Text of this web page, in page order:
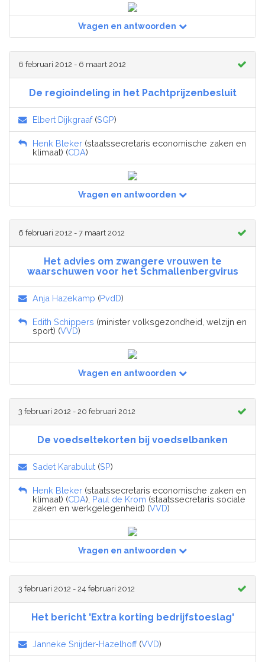
Vragen en antwoorden
6 februari 2012 - 6 maart 2012
De regioindeling in het Pachtprijzenbesluit
Elbert Dijkgraaf(SGP)
Henk Bleker (staatssecretaris economische zaken en
klimaat) (CDA)
Vragen en antwoorden
6 februari 2012 - 7 maart 2012
Het advies om zwangere vrouwen te
waarschuwen voor het Schmallenbergvirus
Anja Hazekamp (PvdD)
Edith Schippers (minister volksgezondheid, welzijn en
sport) (VVD)
Vragen en antwoorden
3 februari 2012 - 20 februari 2012
De voedseltekorten bij voedselbanken
Sadet Karabulut (SP)
Henk Bleker (staatssecretaris economische zaken en
klimaat) (CDA), Paul de Krom (staatssecretaris sociale
zaken en werkgelegenheid) (VVD)
Vragen en antwoorden
3 februari 2012 - 24 februari 2012
Het bericht 'Extra korting bedrijfstoeslag'
Janneke Snijder-Hazelhoff(VVD)